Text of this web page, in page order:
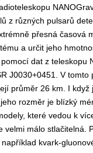
z různých pulsarů
přesná časová
a určit jeho
dat z teleskopu
J0030+0451. V tomto
průměr 26 km. I
rozměr je blízký
které vedou k
velmi málo stlačitelná.
kvark-